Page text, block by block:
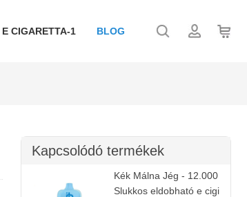
E CIGARETTA-1 BLOG
Kapcsolódó termékek
Kék Málna Jég - 12.000
Slukkos eldobható e cigi